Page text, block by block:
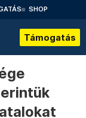
SHOP
Támogatás